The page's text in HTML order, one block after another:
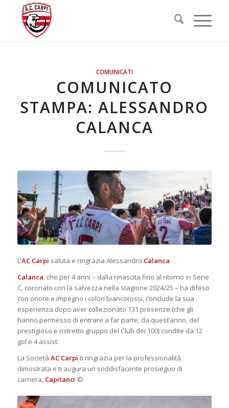
COMUNICATI
COMUNICATO
STAMPA: ALESSANDRO
CALANCA
L’AC Carpi saluta e ringrazia Alessandro Calanca.
Calanca, che per 4 anni – dalla rinascita fino al ritorno in Serie
C, coronato con la salvezza nella stagione 2024/25 – ha difeso
con onore e impegno i colori biancorossi, conclude la sua
esperienza dopo aver collezionato 131 presenze (che gli
hanno permesso di entrare a far parte, da quest’anno, del
prestigioso e ristretto gruppo del Club dei 100) condite da 12
gol e 4 assist.
La Società AC Carpi ti ringrazia per la professionalità
dimostrata e ti augura un soddisfacente prosieguo di
carriera, Capitano! ©️